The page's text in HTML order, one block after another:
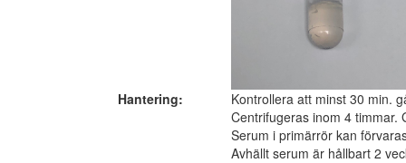
Hantering:
Kontrollera att minst 30 min.
Centrifugeras inom 4 timmar.
Serum i primärrör kan
Avhällt serum är hållbart 2